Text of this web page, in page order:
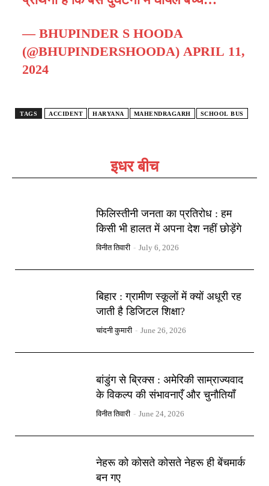
इधर बीच
फिलिस्तीनी जनता का प्रतिरोध : हम
किसी भी हालत में अपना देश नहीं छोड़ेंगे
विनीत तिवारी - July 6, 2026
बिहार : ग्रामीण स्कूलों में क्यों अधूरी रह
जाती है डिजिटल शिक्षा?
चांदनी कुमारी - June 26, 2026
बांडुंग से ब्रिक्स : अमेरिकी साम्राज्यवाद
के विकल्प की संभावनाएँ और चुनौतियाँ
विनीत तिवारी - June 24, 2026
नेहरू को कोसते कोसते नेहरू ही बेंचमार्क
बन गए
— BHUPINDER S HOODA
(@BHUPINDERSHOODA) APRIL 11,
2024
TAGS ACCIDENT HARYANA MAHENDRAGARH SCHOOL BUS